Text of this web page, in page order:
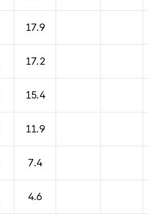
17.9
17.2
15.4
11.9
7.4
4.6